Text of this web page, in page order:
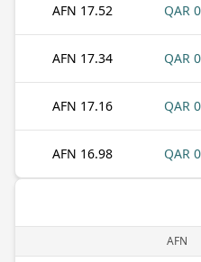
17.52 AFN
17.34 AFN
17.16 AFN
16.98 AFN
AFN